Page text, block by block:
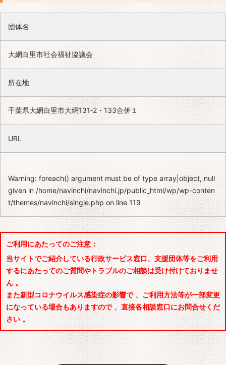
団体名
大網白里市社会福祉協議会
所在地
千葉県大網白里市大網131‐2・133合併１
URL
Warning: foreach() argument must be of type array|object, null
given in/home/navinchi/navinchi.jp/public_html/wp/wp-conten
t/themes/navinchi/single.php on line119
ご利用にあたってのご注意：
当サイトでご紹介している行政サービス窓口、支援団体等をご利用
するにあたってのご質問やトラブルのご相談は受け付けておりませ
ん 。
また新型コロナウイルス感染症の影響で 、ご利用方法等が一部変更
になっている場合もありますので 、直接各相談窓口にお問合せくだ
さい 。